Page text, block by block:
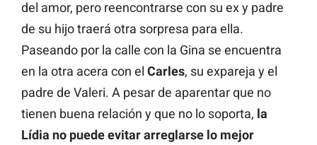
del amor, pero reencontrarse con su ex y padre
de su hijo traerá otra sorpresa para ella.
Paseando por la calle con la Gina se encuentra
en la otra acera con el Carles, su expareja y el
padre de Valeri. A pesar de aparentar que no
tienen buena relación y que no lo soporta, la
Lídia no puede evitar arreglarse lo mejor